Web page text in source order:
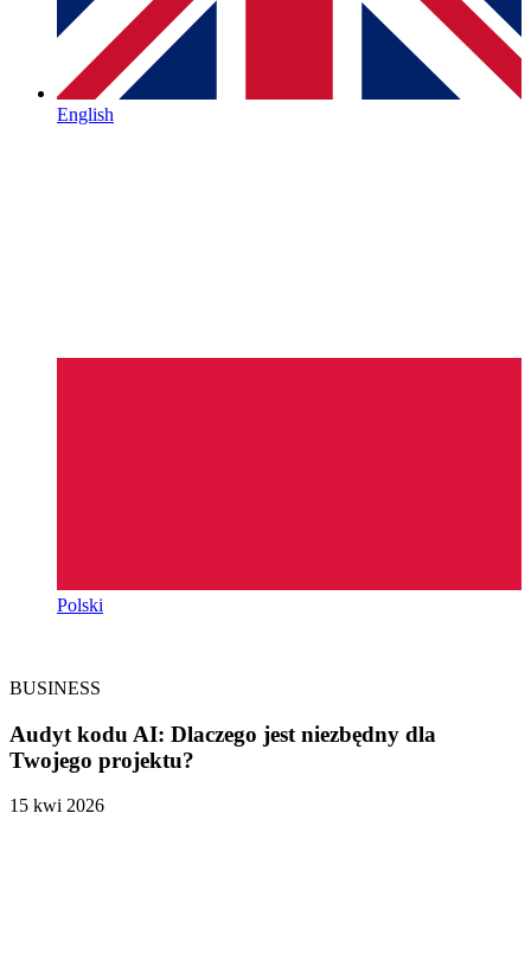
English
Polski
BUSINESS
Audyt kodu AI: Dlaczego jest niezbędny dla
Twojego projektu?
15 kwi 2026